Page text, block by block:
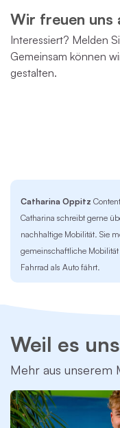
Wir freuen uns
Interessiert? Melden
Gemeinsam können
gestalten.
Catharina Oppitz
Catharina schreibt gerne
nachhaltige Mobilität. Sie
gemeinschaftliche
Fahrrad als Auto fährt.
Weil es
Mehr aus unserem